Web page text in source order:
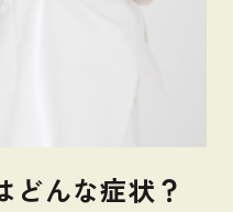
どんな症状？